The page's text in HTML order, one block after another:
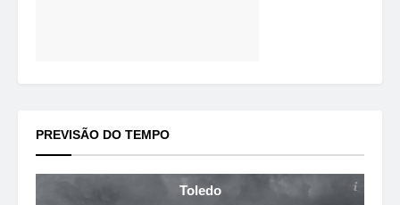
PREVISÃO DO TEMPO
Toledo